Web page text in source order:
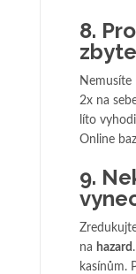
8.
Nemusíte
2x na
líto
Online
9.
na hazard
kasínům.